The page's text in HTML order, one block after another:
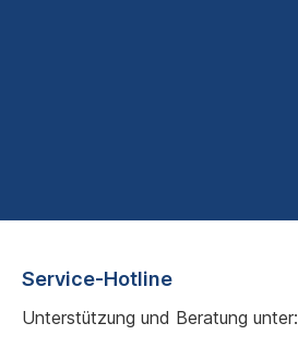
Service-Hotline
Unterstützung und Beratung unter: